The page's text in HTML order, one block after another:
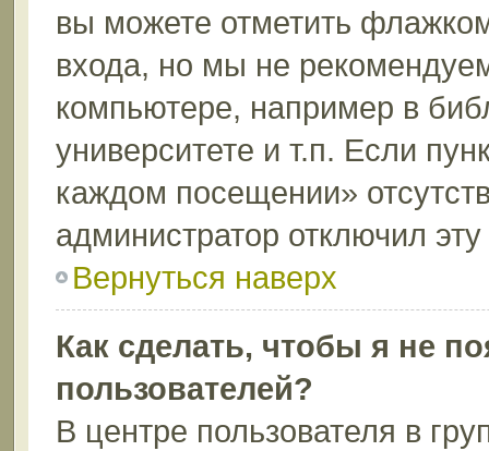
вы можете отметить
входа, но мы не
компьютере, например в
университете и т.п. Если
каждом посещении»
администратор отключил
Вернуться наверх
Как сделать, чтобы я не
пользователей?
В центре пользователя в